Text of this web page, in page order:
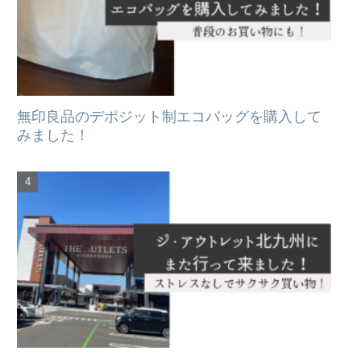
無印良品のデポジット制エコバッグを購入して
みました！